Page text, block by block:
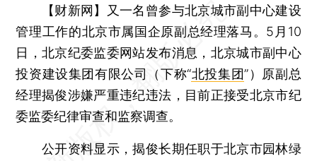
【财新网】
又一名曾参与北京城市副中心建设
管理工作的北京市属国企原副总经理落马。5月10
日，北京纪委监委网站发布消息，北京城市副中心
投资建设集团有限公司（下称“北投集团”）原副总
经理揭俊涉嫌严重违纪违法，目前正接受北京市纪
委监委纪律审查和监察调查。
公开资料显示，揭俊长期任职于北京市园林绿